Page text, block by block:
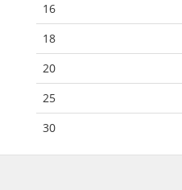
16
18
20
25
30